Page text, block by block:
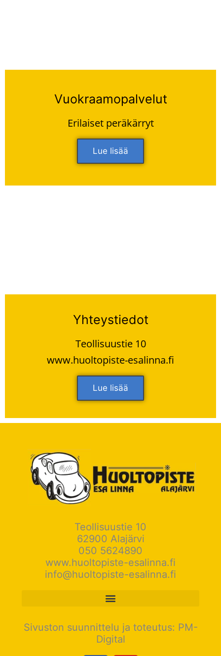
Vuokraamopalvelut
Erilaiset peräkärryt
Lue lisää
Yhteystiedot
Teollisuustie 10
www.huoltopiste-esalinna.fi
Lue lisää
Teollisuustie 10
62900 Alajärvi
050 5624890
www.huoltopiste-esalinna.fi
info@huoltopiste-esalinna.fi
Sivuston suunnittelu ja toteutus: PM-
Digital